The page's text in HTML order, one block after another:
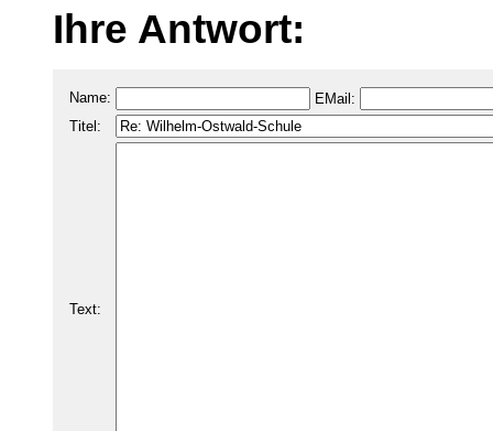
Ihre Antwort:
Name:
EMail:
Titel:
Text: